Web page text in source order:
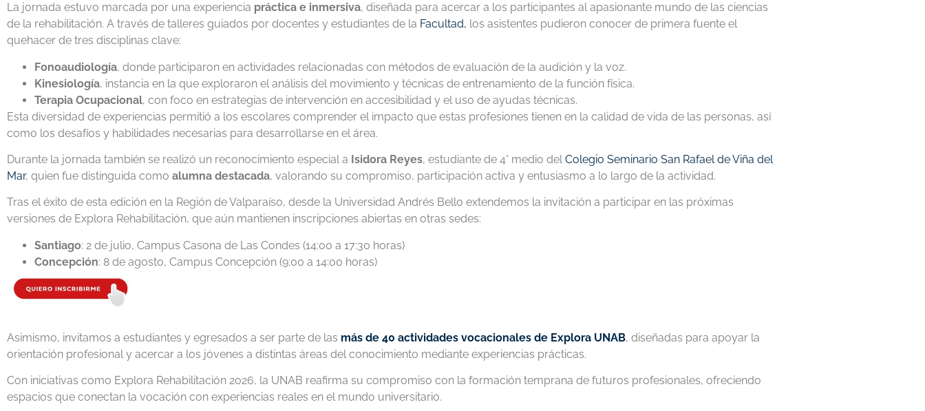
La jornada estuvo marcada por una experiencia práctica e inmersiva, diseñada para acercar a los participantes al apasionante mundo de las ciencias
de la rehabilitación. A través de talleres guiados por docentes y estudiantes de la Facultad, los asistentes pudieron conocer de primera fuente el
quehacer de tres disciplinas clave:
Fonoaudiología, donde participaron en actividades relacionadas con métodos de evaluación de la audición y la voz.
Kinesiología, instancia en la que exploraron el análisis del movimiento y técnicas de entrenamiento de la función física.
Terapia Ocupacional, con foco en estrategias de intervención en accesibilidad y el uso de ayudas técnicas.
Esta diversidad de experiencias permitió a los escolares comprender el impacto que estas profesiones tienen en la calidad de vida de las personas, así
como los desafíos y habilidades necesarias para desarrollarse en el área.
Durante la jornada también se realizó un reconocimiento especial a Isidora Reyes, estudiante de 4° medio delColegio Seminario San Rafael de Viña del
Mar, quien fue distinguida como alumna destacada, valorando su compromiso, participación activa y entusiasmo a lo largo de la actividad.
Tras el éxito de esta edición en la Región de Valparaíso, desde la Universidad Andrés Bello extendemos la invitación a participar en las próximas
versiones de Explora Rehabilitación, que aún mantienen inscripciones abiertas en otras sedes:
Santiago: 2 de julio, Campus Casona de Las Condes (14:00 a 17:30 horas)
Concepción: 8 de agosto, Campus Concepción (9:00 a 14:00 horas)
Asimismo, invitamos a estudiantes y egresados a ser parte de las más de 40 actividades vocacionales de Explora UNAB, diseñadas para apoyar la
orientación profesional y acercar a los jóvenes a distintas áreas del conocimiento mediante experiencias prácticas.
Con iniciativas como Explora Rehabilitación 2026, la UNAB reafirma su compromiso con la formación temprana de futuros profesionales, ofreciendo
espacios que conectan la vocación con experiencias reales en el mundo universitario.